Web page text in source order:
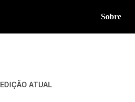
Sobre
EDIÇÃO ATUAL